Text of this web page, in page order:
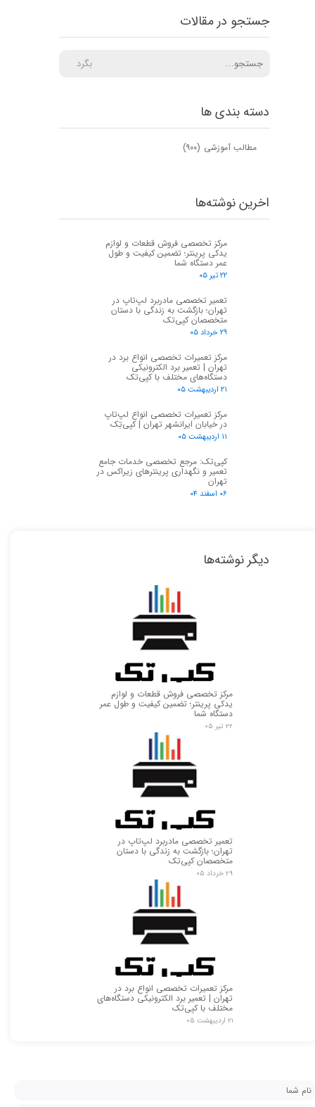
دسته بندی ها
مطالب آموزشی (۹۰۰)
جستجو در مقالات
بگرد
اخرین نوشته‌ها
مرکز تخصصی فروش قطعات و لوازم
یدکی پرینتر؛ تضمین کیفیت و طول
عمر دستگاه شما
۲۲ تیر ۰۵
تعمیر تخصصی مادربرد لپ‌تاپ در
تهران؛ بازگشت به زندگی با دستان
متخصصان کپی‌تک
۲۹ خرداد ۰۵
مرکز تعمیرات تخصصی انواع برد در
تهران | تعمیر برد الکترونیکی
دستگاه‌های مختلف با کپی‌تک
۲۱ اردیبهشت ۰۵
مرکز تعمیرات تخصصی انواع لپ‌تاپ
در خیابان ایرانشهر تهران | کپی‌تِک
۱۱ اردیبهشت ۰۵
کپی‌تک: مرجع تخصصی خدمات جامع
تعمیر و نگهداری پرینترهای زیراکس در
تهران
۰۶ اسفند ۰۴
دیگر نوشته‌ها
مرکز تخصصی فروش قطعات و لوازم
یدکی پرینتر؛ تضمین کیفیت و طول عمر
دستگاه شما
۲۲ تیر ۰۵
تعمیر تخصصی مادربرد لپ‌تاپ در
تهران؛ بازگشت به زندگی با دستان
متخصصان کپی‌تک
۲۹ خرداد ۰۵
مرکز تعمیرات تخصصی انواع برد در
تهران | تعمیر برد الکترونیکی دستگاه‌های
مختلف با کپی‌تک
۲۱ اردیبهشت ۰۵